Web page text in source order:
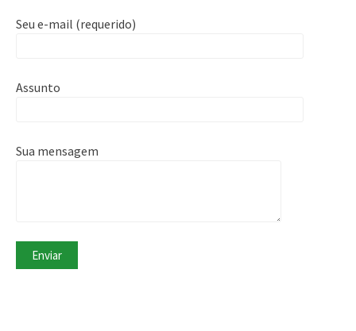
Seu e-mail (requerido)
Assunto
Sua mensagem